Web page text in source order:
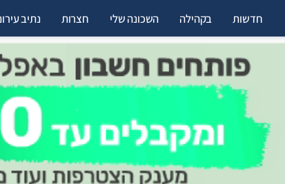
חדשות בקהילה השכונה שלי חצרות נתיב